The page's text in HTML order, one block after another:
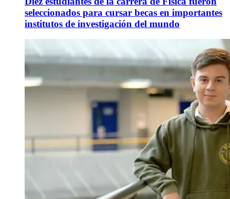
seleccionados para cursar becas en importantes
institutos de investigación del mundo